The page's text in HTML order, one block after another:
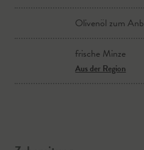
Olivenöl zum
frische Minze
Aus der Region
Honig
Salz